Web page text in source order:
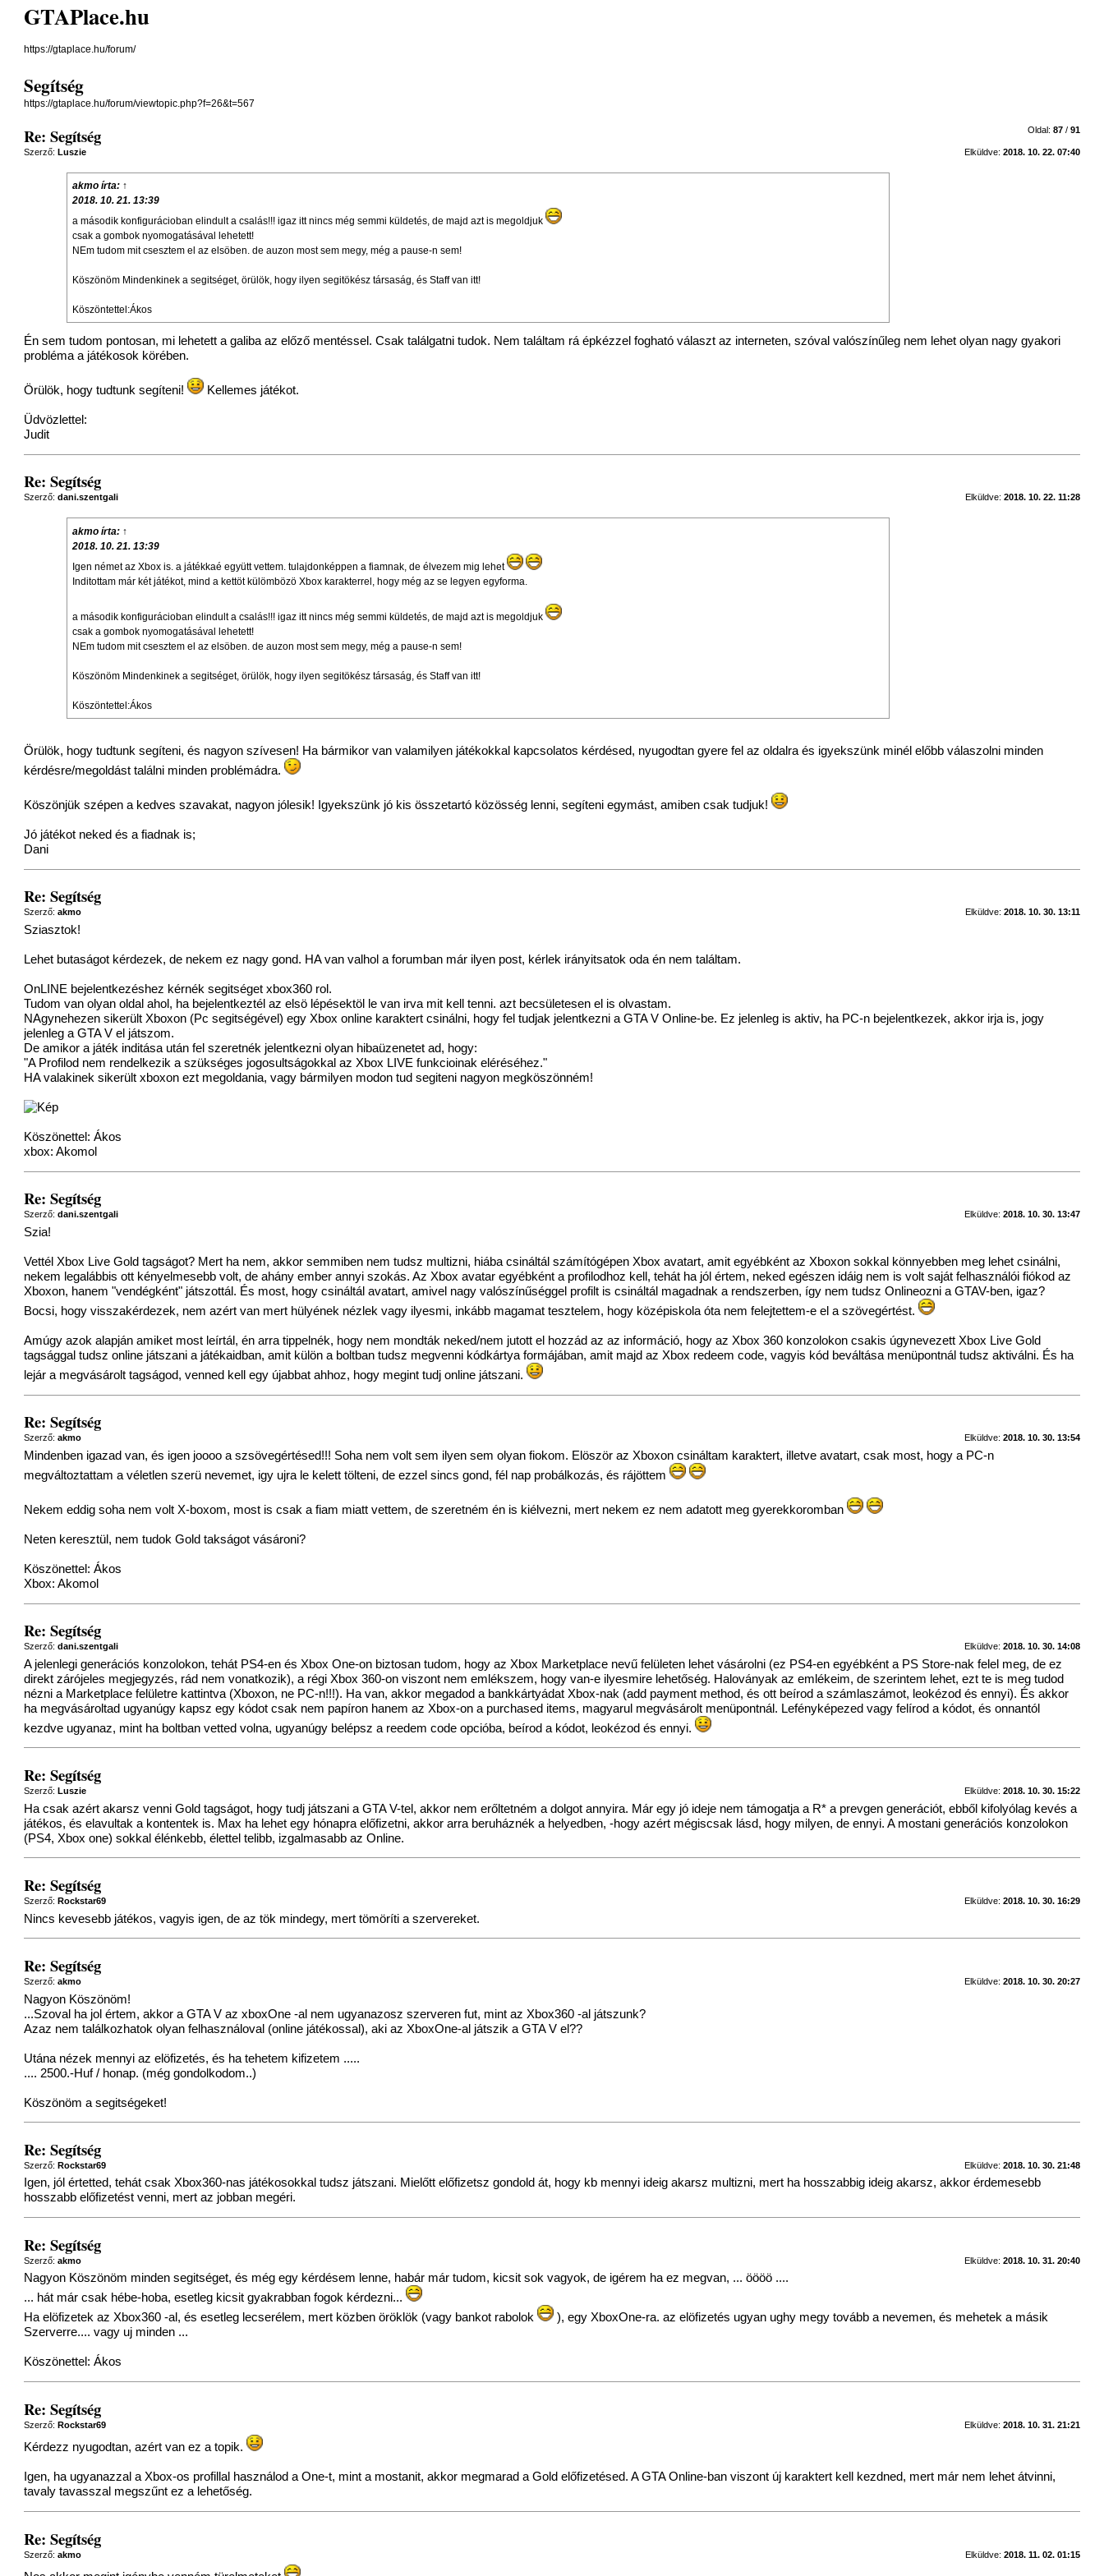
GTAPlace.hu
https://gtaplace.hu/forum/
Segítség
https://gtaplace.hu/forum/viewtopic.php?f=26&t=567
Oldal: 87/ 91
Re: Segítség
Elküldve: 2018. 10. 22. 07:40
Szerző:Luszie
akmoírta: ↑
2018. 10. 21. 13:39
a második konfigurácioban elindult a csalás!!! igaz itt nincs még semmi küldetés, de majd azt is megoldjuk
csak a gombok nyomogatásával lehetett!
NEm tudom mit csesztem el az elsöben. de auzon most sem megy, még a pause-n sem!
Köszönöm Mindenkinek a segitséget, örülök, hogy ilyen segitökész társaság, és Staff van itt!
Köszöntettel:Ákos
Én sem tudom pontosan, mi lehetett a galiba az előző mentéssel. Csak találgatni tudok. Nem találtam rá épkézzel fogható választ az interneten, szóval valószínűleg nem lehet olyan nagy gyakori
probléma a játékosok körében.
Örülök, hogy tudtunk segíteni! Kellemes játékot.
Üdvözlettel:
Judit
Re: Segítség
Elküldve: 2018. 10. 22. 11:28
Szerző:dani.szentgali
akmoírta: ↑
2018. 10. 21. 13:39
Igen német az Xbox is. a játékkaé együtt vettem. tulajdonképpen a fiamnak, de élvezem mig lehet
Inditottam már két játékot, mind a kettöt külömbözö Xbox karakterrel, hogy még az se legyen egyforma.
a második konfigurácioban elindult a csalás!!! igaz itt nincs még semmi küldetés, de majd azt is megoldjuk
csak a gombok nyomogatásával lehetett!
NEm tudom mit csesztem el az elsöben. de auzon most sem megy, még a pause-n sem!
Köszönöm Mindenkinek a segitséget, örülök, hogy ilyen segitökész társaság, és Staff van itt!
Köszöntettel:Ákos
Örülök, hogy tudtunk segíteni, és nagyon szívesen! Ha bármikor van valamilyen játékokkal kapcsolatos kérdésed, nyugodtan gyere fel az oldalra és igyekszünk minél előbb válaszolni minden
kérdésre/megoldást találni minden problémádra.
Köszönjük szépen a kedves szavakat, nagyon jólesik! Igyekszünk jó kis összetartó közösség lenni, segíteni egymást, amiben csak tudjuk!
Jó játékot neked és a fiadnak is;
Dani
Re: Segítség
Elküldve: 2018. 10. 30. 13:11
Szerző:akmo
Sziasztok!
Lehet butaságot kérdezek, de nekem ez nagy gond. HA van valhol a forumban már ilyen post, kérlek irányitsatok oda én nem találtam.
OnLINE bejelentkezéshez kérnék segitséget xbox360 rol.
Tudom van olyan oldal ahol, ha bejelentkeztél az elsö lépésektöl le van irva mit kell tenni. azt becsületesen el is olvastam.
NAgynehezen sikerült Xboxon (Pc segitségével) egy Xbox online karaktert csinálni, hogy fel tudjak jelentkezni a GTA V Online-be. Ez jelenleg is aktiv, ha PC-n bejelentkezek, akkor irja is, jogy
jelenleg a GTA V el játszom.
De amikor a játék inditása után fel szeretnék jelentkezni olyan hibaüzenetet ad, hogy:
"A Profilod nem rendelkezik a szükséges jogosultságokkal az Xbox LIVE funkcioinak eléréséhez."
HA valakinek sikerült xboxon ezt megoldania, vagy bármilyen modon tud segiteni nagyon megköszönném!
Köszönettel: Ákos
xbox: Akomol
Re: Segítség
Elküldve: 2018. 10. 30. 13:47
Szerző:dani.szentgali
Szia!
Vettél Xbox Live Gold tagságot? Mert ha nem, akkor semmiben nem tudsz multizni, hiába csináltál számítógépen Xbox avatart, amit egyébként az Xboxon sokkal könnyebben meg lehet csinálni,
nekem legalábbis ott kényelmesebb volt, de ahány ember annyi szokás. Az Xbox avatar egyébként a profilodhoz kell, tehát ha jól értem, neked egészen idáig nem is volt saját felhasználói fiókod az
Xboxon, hanem "vendégként" játszottál. És most, hogy csináltál avatart, amivel nagy valószínűséggel profilt is csináltál magadnak a rendszerben, így nem tudsz Onlineozni a GTAV-ben, igaz?
Bocsi, hogy visszakérdezek, nem azért van mert hülyének nézlek vagy ilyesmi, inkább magamat tesztelem, hogy középiskola óta nem felejtettem-e el a szövegértést.
Amúgy azok alapján amiket most leírtál, én arra tippelnék, hogy nem mondták neked/nem jutott el hozzád az az információ, hogy az Xbox 360 konzolokon csakis úgynevezett Xbox Live Gold
tagsággal tudsz online játszani a játékaidban, amit külön a boltban tudsz megvenni kódkártya formájában, amit majd az Xbox redeem code, vagyis kód beváltása menüpontnál tudsz aktiválni. És ha
lejár a megvásárolt tagságod, venned kell egy újabbat ahhoz, hogy megint tudj online játszani.
Re: Segítség
Elküldve: 2018. 10. 30. 13:54
Szerző:akmo
Mindenben igazad van, és igen joooo a szsövegértésed!!! Soha nem volt sem ilyen sem olyan fiokom. Elöször az Xboxon csináltam karaktert, illetve avatart, csak most, hogy a PC-n
megváltoztattam a véletlen szerü nevemet, igy ujra le kelett tölteni, de ezzel sincs gond, fél nap probálkozás, és rájöttem
Nekem eddig soha nem volt X-boxom, most is csak a fiam miatt vettem, de szeretném én is kiélvezni, mert nekem ez nem adatott meg gyerekkoromban
Neten keresztül, nem tudok Gold takságot vásároni?
Köszönettel: Ákos
Xbox: Akomol
Re: Segítség
Elküldve: 2018. 10. 30. 14:08
Szerző:dani.szentgali
A jelenlegi generációs konzolokon, tehát PS4-en és Xbox One-on biztosan tudom, hogy az Xbox Marketplace nevű felületen lehet vásárolni (ez PS4-en egyébként a PS Store-nak felel meg, de ez
direkt zárójeles megjegyzés, rád nem vonatkozik), a régi Xbox 360-on viszont nem emlékszem, hogy van-e ilyesmire lehetőség. Haloványak az emlékeim, de szerintem lehet, ezt te is meg tudod
nézni a Marketplace felületre kattintva (Xboxon, ne PC-n!!!). Ha van, akkor megadod a bankkártyádat Xbox-nak (add payment method, és ott beírod a számlaszámot, leokézod és ennyi). És akkor
ha megvásároltad ugyanúgy kapsz egy kódot csak nem papíron hanem az Xbox-on a purchased items, magyarul megvásárolt menüpontnál. Lefényképezed vagy felírod a kódot, és onnantól
kezdve ugyanaz, mint ha boltban vetted volna, ugyanúgy belépsz a reedem code opcióba, beírod a kódot, leokézod és ennyi.
Re: Segítség
Elküldve: 2018. 10. 30. 15:22
Szerző:Luszie
Ha csak azért akarsz venni Gold tagságot, hogy tudj játszani a GTA V-tel, akkor nem erőltetném a dolgot annyira. Már egy jó ideje nem támogatja a R* a prevgen generációt, ebből kifolyólag kevés a
játékos, és elavultak a kontentek is. Max ha lehet egy hónapra előfizetni, akkor arra beruháznék a helyedben, -hogy azért mégiscsak lásd, hogy milyen, de ennyi. A mostani generációs konzolokon
(PS4, Xbox one) sokkal élénkebb, élettel telibb, izgalmasabb az Online.
Re: Segítség
Elküldve: 2018. 10. 30. 16:29
Szerző:Rockstar69
Nincs kevesebb játékos, vagyis igen, de az tök mindegy, mert tömöríti a szervereket.
Re: Segítség
Elküldve: 2018. 10. 30. 20:27
Szerző:akmo
Nagyon Köszönöm!
...Szoval ha jol értem, akkor a GTA V az xboxOne -al nem ugyanazosz szerveren fut, mint az Xbox360 -al játszunk?
Azaz nem találkozhatok olyan felhasználoval (online játékossal), aki az XboxOne-al játszik a GTA V el??
Utána nézek mennyi az elöfizetés, és ha tehetem kifizetem .....
.... 2500.-Huf / honap. (még gondolkodom..)
Köszönöm a segitségeket!
Re: Segítség
Elküldve: 2018. 10. 30. 21:48
Szerző:Rockstar69
Igen, jól értetted, tehát csak Xbox360-nas játékosokkal tudsz játszani. Mielőtt előfizetsz gondold át, hogy kb mennyi ideig akarsz multizni, mert ha hosszabbig ideig akarsz, akkor érdemesebb
hosszabb előfizetést venni, mert az jobban megéri.
Re: Segítség
Elküldve: 2018. 10. 31. 20:40
Szerző:akmo
Nagyon Köszönöm minden segitséget, és még egy kérdésem lenne, habár már tudom, kicsit sok vagyok, de igérem ha ez megvan, ... öööö ....
... hát már csak hébe-hoba, esetleg kicsit gyakrabban fogok kérdezni...
Ha elöfizetek az Xbox360 -al, és esetleg lecserélem, mert közben öröklök (vagy bankot rabolok
), egy XboxOne-ra. az elöfizetés ugyan ughy megy tovább a nevemen, és mehetek a másik
Szerverre.... vagy uj minden ...
Köszönettel: Ákos
Re: Segítség
Elküldve: 2018. 10. 31. 21:21
Szerző:Rockstar69
Kérdezz nyugodtan, azért van ez a topik.
Igen, ha ugyanazzal a Xbox-os profillal használod a One-t, mint a mostanit, akkor megmarad a Gold előfizetésed. A GTA Online-ban viszont új karaktert kell kezdned, mert már nem lehet átvinni,
tavaly tavasszal megszűnt ez a lehetőség.
Re: Segítség
Elküldve: 2018. 11. 02. 01:15
Szerző:akmo